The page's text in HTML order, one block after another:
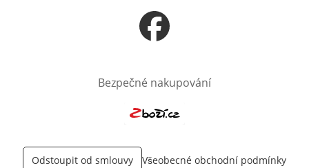
Otevře v novém okně
Bezpečné nakupování
Odstoupit od smlouvy
Všeobecné obchodní podmínky